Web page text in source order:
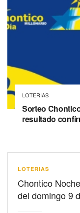
LOTERIAS
Sorteo
resultado
LOTERIAS
Chontico
del domingo 9